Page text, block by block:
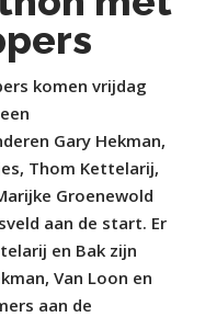
komen vrijdag
Gary Hekman,
Thom Kettelarij,
Groenewold
aan de start. Er
en Bak zijn
Van Loon en
aan de